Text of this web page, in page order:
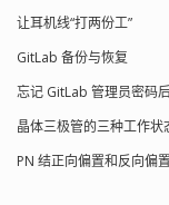
让耳机线“打两份工”
GitLab 备份与恢复
忘记 GitLab 管理员密码
晶体三极管的三种工作状
PN 结正向偏置和反向偏